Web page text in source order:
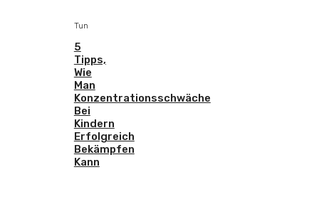
Tun
5
Tipps,
Wie
Man
Konzentrationsschwäche
Bei
Kindern
Erfolgreich
Bekämpfen
Kann